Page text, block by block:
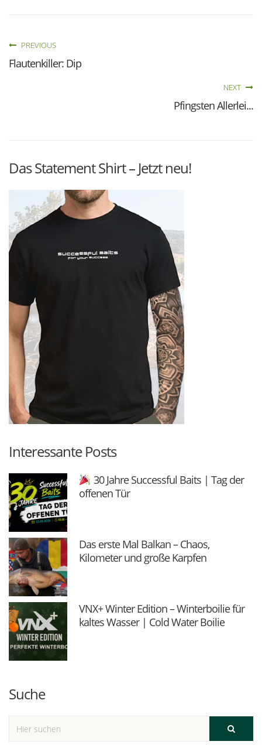
PREVIOUS
Flautenkiller: Dip
NEXT
Pfingsten Allerlei...
Das Statement Shirt – Jetzt neu!
Interessante Posts
30 Jahre Successful Baits | Tag der
offenen Tür
Das erste Mal Balkan – Chaos,
Kilometer und große Karpfen
VNX+ Winter Edition – Winterboilie für
kaltes Wasser | Cold Water Boilie
Suche